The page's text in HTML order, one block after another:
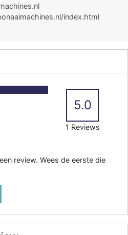
index.html
5.0
1 Reviews
review. Wees de eerste die